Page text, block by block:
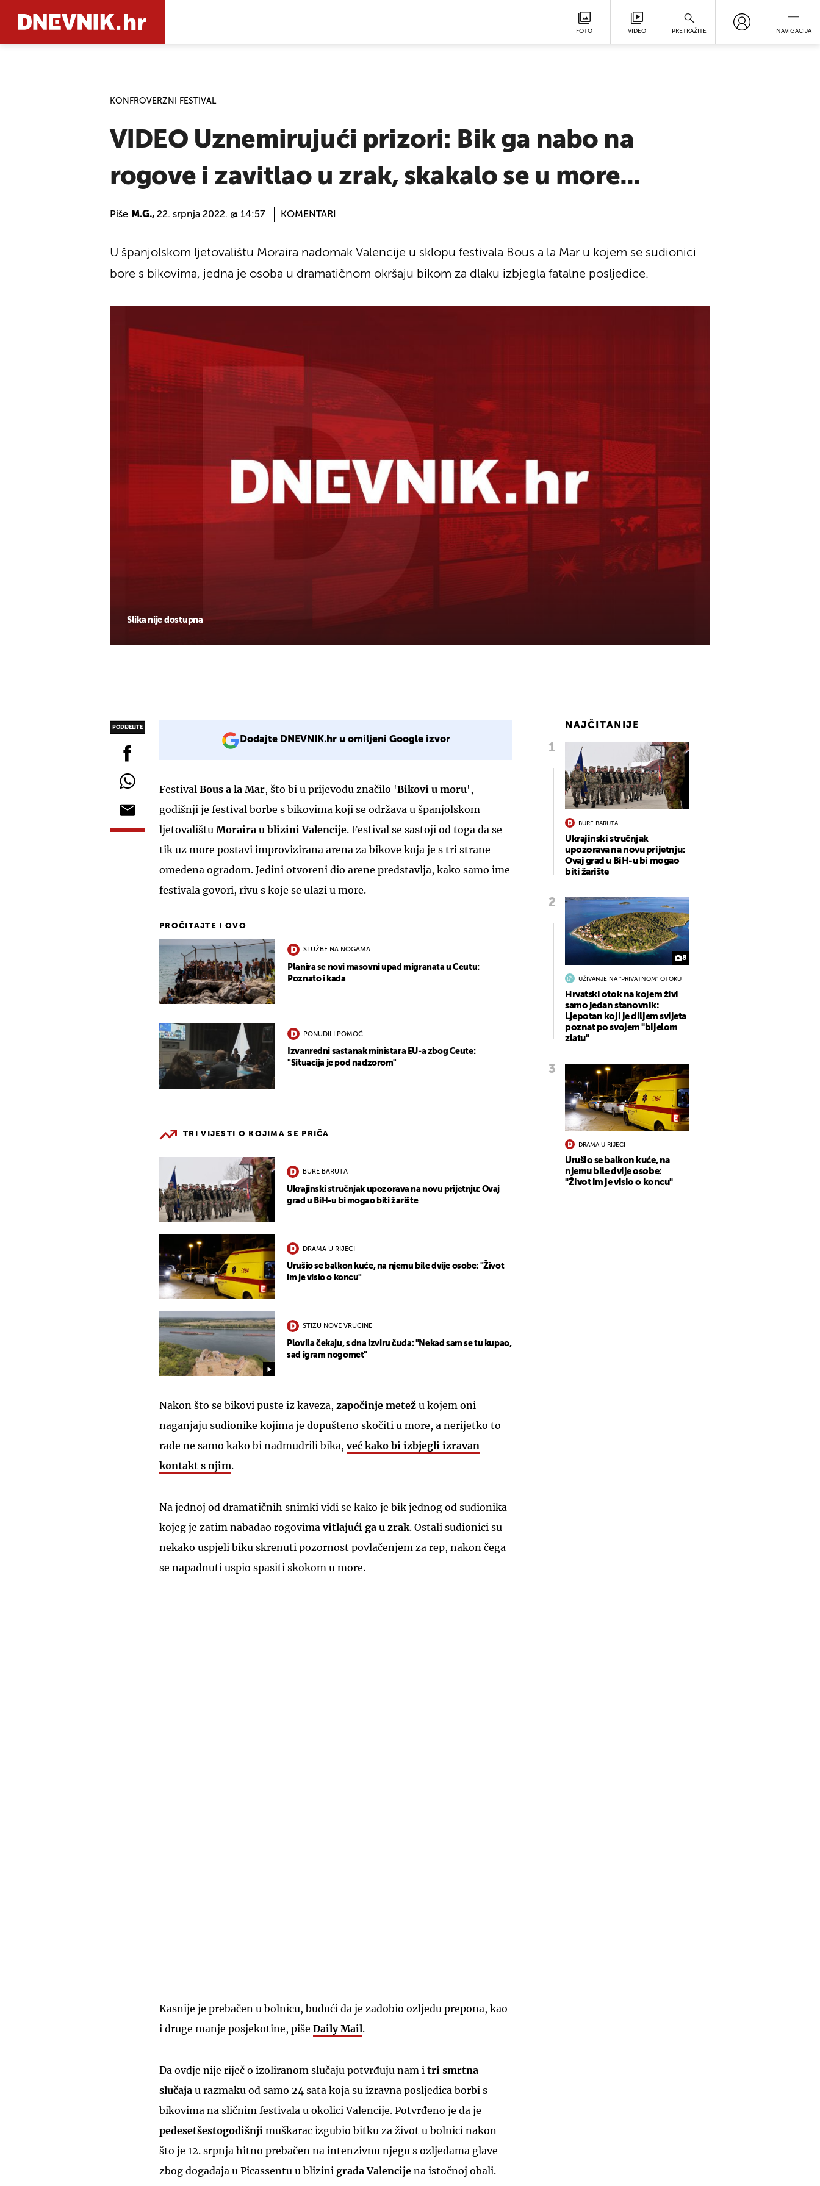
FOTO VIDEO PRETRAŽITE NAVIGACIJA
KONFROVERZNI FESTIVAL
VIDEO Uznemirujući prizori: Bik ga nabo na
rogove i zavitlao u zrak, skakalo se u more...
Piše M.G., 22. srpnja 2022. @ 14:57 KOMENTARI
Slika nije dostupna
U španjolskom ljetovalištu Moraira nadomak Valencije u sklopu festivala Bous a la Mar u kojem se sudionici
bore s bikovima, jedna je osoba u dramatičnom okršaju bikom za dlaku izbjegla fatalne posljedice.
PODIJELITE
Dodajte DNEVNIK.hr u omiljeni Google izvor
Festival Bous a la Mar, što bi u prijevodu značilo 'Bikovi u moru',
godišnji je festival borbe s bikovima koji se održava u španjolskom
ljetovalištu Moraira u blizini Valencije. Festival se sastoji od toga da se
tik uz more postavi improvizirana arena za bikove koja je s tri strane
omeđena ogradom. Jedini otvoreni dio arene predstavlja, kako samo ime
festivala govori, rivu s koje se ulazi u more.
PROČITAJTE I OVO
SLUŽBE NA NOGAMA
Planira se novi masovni upad migranata u Ceutu:
Poznato i kada
PONUDILI POMOĆ
Izvanredni sastanak ministara EU-a zbog Ceute:
"Situacija je pod nadzorom"
TRI VIJESTI O KOJIMA SE PRIČA
BURE BARUTA
Ukrajinski stručnjak upozorava na novu prijetnju: Ovaj
grad u BiH-u bi mogao biti žarište
DRAMA U RIJECI
Urušio se balkon kuće, na njemu bile dvije osobe: "Život
im je visio o koncu"
STIŽU NOVE VRUĆINE
Plovila čekaju, s dna izviru čuda: "Nekad sam se tu kupao,
sad igram nogomet"
Nakon što se bikovi puste iz kaveza, započinje metež u kojem oni
naganjaju sudionike kojima je dopušteno skočiti u more, a nerijetko to
rade ne samo kako bi nadmudrili bika,već kako bi izbjegli izravan
kontakt s njim.
Na jednoj od dramatičnih snimki vidi se kako je bik jednog od sudionika
kojeg je zatim nabadao rogovimavitlajući ga u zrak. Ostali sudionici su
nekako uspjeli biku skrenuti pozornost povlačenjem za rep, nakon čega
se napadnuti uspio spasiti skokom u more.
Kasnije je prebačen u bolnicu, budući da je zadobio ozljedu prepona, kao
i druge manje posjekotine, piše Daily Mail.
Da ovdje nije riječ o izoliranom slučaju potvrđuju nam i tri smrtna
slučaja u razmaku od samo 24 sata koja su izravna posljedica borbi s
bikovima na sličnim festivala u okolici Valencije. Potvrđeno je da je
pedesetšestogodišnji muškarac izgubio bitku za život u bolnici nakon
što je 12. srpnja hitno prebačen na intenzivnu njegu s ozljedama glave
zbog događaja u Picassentu u blizini grada Valencije na istočnoj obali.
NAJČITANIJE
BURE BARUTA
Ukrajinski stručnjak
upozorava na novu prijetnju:
Ovaj grad u BiH-u bi mogao
biti žarište
8
UŽIVANJE NA "PRIVATNOM" OTOKU
Hrvatski otok na kojem živi
samo jedan stanovnik:
Ljepotan koji je diljem svijeta
poznat po svojem "bijelom
zlatu"
DRAMA U RIJECI
Urušio se balkon kuće, na
njemu bile dvije osobe:
"Život im je visio o koncu"